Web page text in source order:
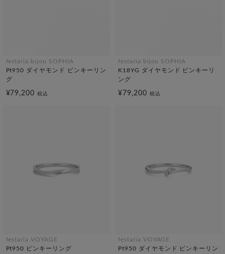
festaria bijou SOPHIA
Pt950 ダイヤモンド ピンキーリン
グ
¥79,200税込
festaria bijou SOPHIA
K18YG ダイヤモンド ピンキーリ
ング
¥79,200 税込
festaria VOYAGE
Pt950 ピンキーリング
festaria VOYAGE
Pt950 ダイヤモンド ピンキーリン